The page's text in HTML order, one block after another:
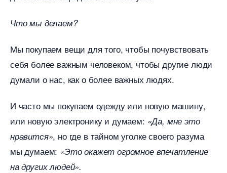
Что мы делаем?
Мы покупаем вещи для того, чтобы почувствовать
себя более важным человеком, чтобы другие люди
думали о нас, как о более важных людях.
И часто мы покупаем одежду или новую машину,
или новую электронику и думаем: «Да, мне это
нравится», но где в тайном уголке своего разума
мы думаем: «Это окажет огромное впечатление
на других людей».